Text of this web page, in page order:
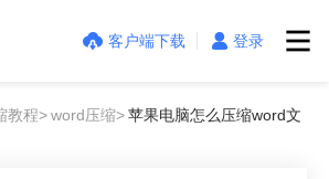
客户端下载 登录
教程>word压缩>苹果电脑怎么压缩word文